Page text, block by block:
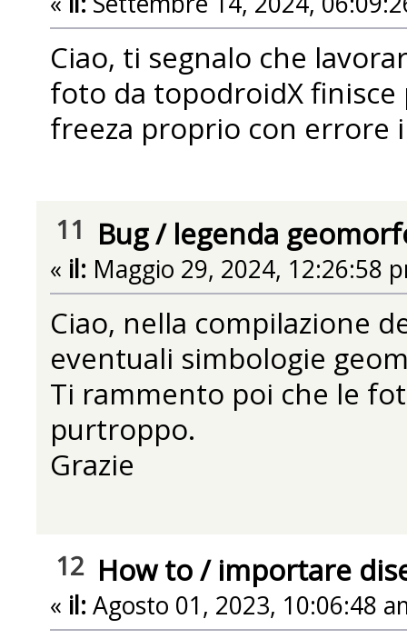
Ciao, ti segnalo che
foto da topodroidX
freeza proprio con errore
11 Bug/ legenda
« il: Maggio 29, 2024, 12:26:58
Ciao, nella compilazione
eventuali simbologie
Ti rammento poi che le
purtroppo.
Grazie
12 How to/ importare
« il: Agosto 01, 2023, 10:06:48